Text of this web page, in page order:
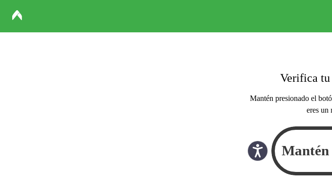
Verifica
Mantén presionado el
eres un